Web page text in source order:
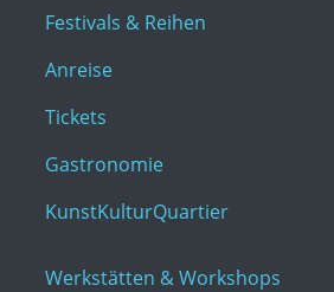
Festivals & Reihen
Anreise
Tickets
Gastronomie
KunstKulturQuartier
Werkstätten & Workshops